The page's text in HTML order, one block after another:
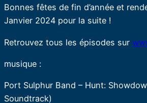
Bonnes fêtes de fin d’année et
Janvier 2024 pour la suite !
Retrouvez tous les épisodes sur
musique :
Port Sulphur Band – Hunt:
Soundtrack)